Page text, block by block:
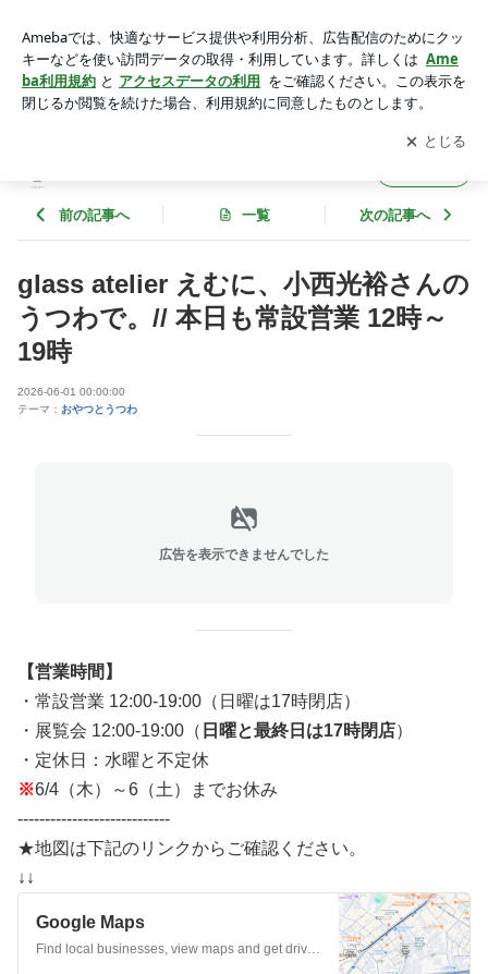
営業 12時～19時 | UTSUWA KENSHIN
アプリをダウンロードして ブログの更新通知
を受け取りまし
ょう。
開く
前の記事へ 一覧 次の記事へ
glass atelier えむに、小西光裕さんの
うつわで。// 本日も常設営業 12時～
19時
2026-06-01 00:00:00
テーマ： おやつとうつわ
広告を表示できませんでした
【営業時間】
・常設営業 12:00-19:00（日曜は17時閉店）
・展覧会 12:00-19:00（ 日曜と最終日は17時閉店）
・定休日：水曜と不定休
※6/4（木）～6（土）までお休み
----------------------------
★地図は下記のリンクからご確認ください。
↓↓
Google Maps
Find local businesses, view maps and get driving directions in Google Maps.